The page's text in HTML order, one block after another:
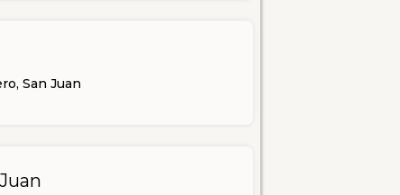
San Juan